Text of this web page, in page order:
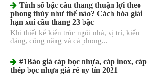
Tính số bậc cầu thang thuận lợi theo
phong thủy như thế nào? Cách hóa giải
hạn xui cầu thang 23 bậc
Khi thiết kế kiến trúc ngôi nhà, vị trí, kiểu
dáng, công năng và cả phong...
#1Báo giá cáp bọc nhựa, cáp inox, cáp
thép bọc nhựa giá rẻ uy tín 2021